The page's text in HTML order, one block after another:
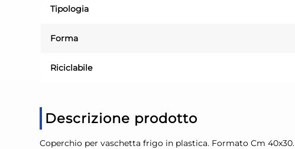
Tipologia
Forma
Riciclabile
Descrizione prodotto
Coperchio per vaschetta frigo in plastica. Formato Cm 40x30.